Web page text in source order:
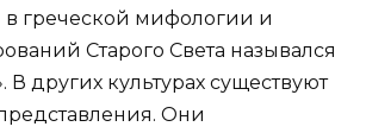
греческой мифологии и
Старого Света назывался
В других культурах существуют
Они